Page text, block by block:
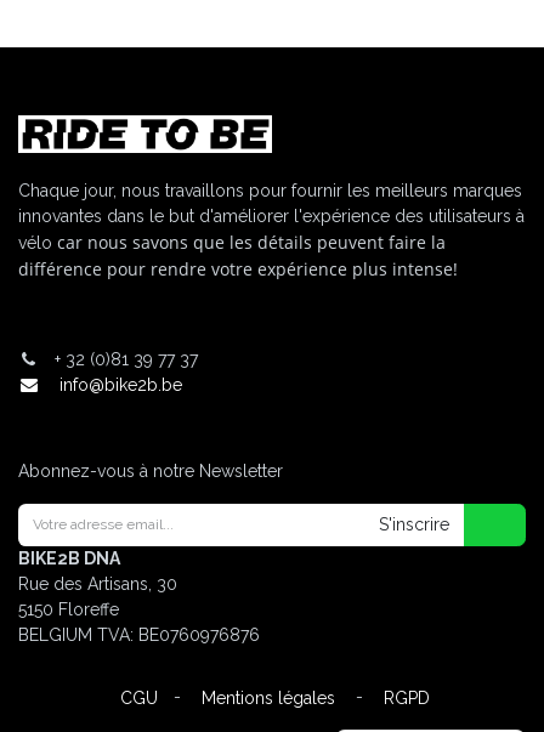
Chaque jour, nous travaillons pour fournir les meilleurs marques
innovantes dans le but d'améliorer l'expérience des utilisateurs à
vélo car nous savons que les détails peuvent faire la
différence pour rendre votre expérience plus intense!
+ 32 (0)81 39 77 37
info@bike2b.be
Abonnez-vous à notre Newsletter
S'inscrire
BIKE2B DNA
Rue des Artisans, 30
5150 Floreffe
BELGIUM TVA: BE0760976876
CGU - Mentions légales - RGPD